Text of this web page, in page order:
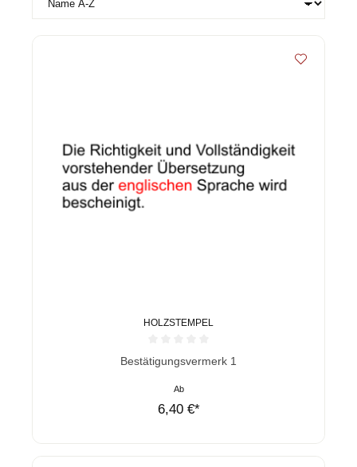
HOLZSTEMPEL
Durchschnittliche Bewertung von 0 von 5 Sternen
Bestätigungsvermerk 1
Ab
6,40 €*